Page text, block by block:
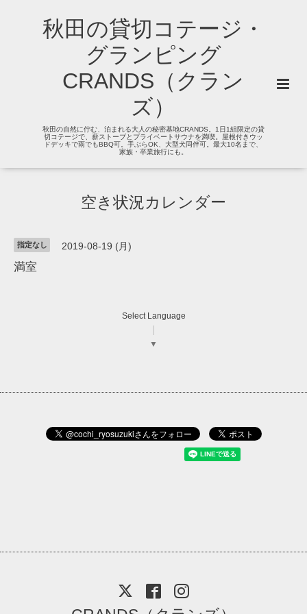
秋田の貸切コテージ・
グランピング
CRANDS（クラン
ズ）
秋田の自然に佇む、泊まれる大人の秘密基地CRANDS。1日1組限定の貸
切コテージで、薪ストーブとプライベートサウナを満喫。屋根付きウッ
ドデッキで雨でもBBQ可。手ぶらOK、大型犬同伴可。最大10名まで、
家族・卒業旅行にも。
空き状況カレンダー
指定なし 2019-08-19 (月)
満室
Select Language
▼